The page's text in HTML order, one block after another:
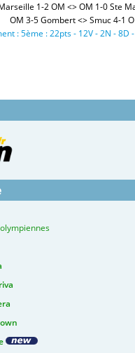
1-2 OM <> OM 1-0 Ste
OM 3-5 Gombert <>Smuc 4-1
: 5ème : 22pts - 12V - 2N - 8D